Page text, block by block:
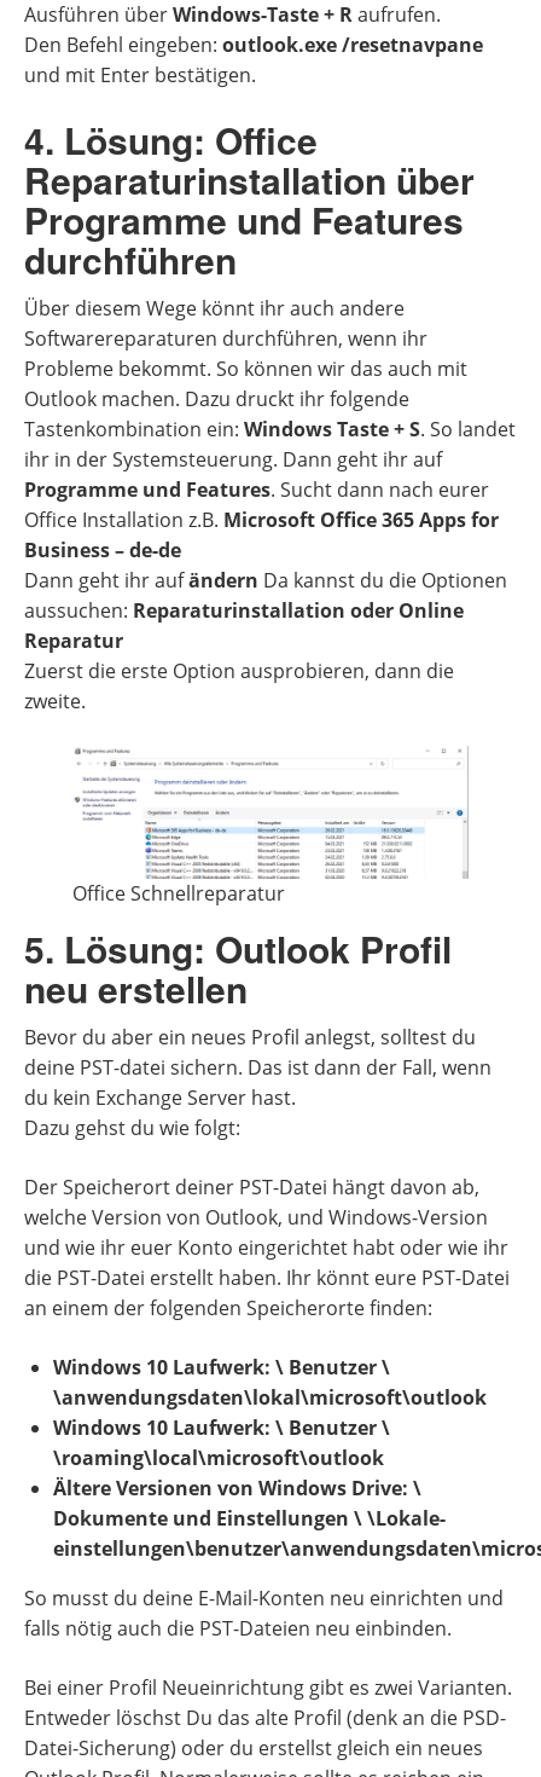
Ausführen überWindows-Taste + Raufrufen.
Den Befehl eingeben: outlook.exe /resetnavpane
und mit Enter bestätigen.
4. Lösung: Office
Reparaturinstallation über
Programme und Features
durchführen
Über diesem Wege könnt ihr auch andere
Softwarereparaturen durchführen, wenn ihr
Probleme bekommt. So können wir das auch mit
Outlook machen. Dazu druckt ihr folgende
Tastenkombination ein: Windows Taste + S. So landet
ihr in der Systemsteuerung. Dann geht ihr auf
Programme und Features. Sucht dann nach eurer
Office Installation z.B. Microsoft Office 365 Apps for
Business – de-de
Dann geht ihr aufändern Da kannst du die Optionen
aussuchen: Reparaturinstallation oder Online
Reparatur
Zuerst die erste Option ausprobieren, dann die
zweite.
Office Schnellreparatur
5. Lösung: Outlook Profil
neu erstellen
Bevor du aber ein neues Profil anlegst, solltest du
deine PST-datei sichern. Das ist dann der Fall, wenn
du kein Exchange Server hast.
Dazu gehst du wie folgt:
Der Speicherort deiner PST-Datei hängt davon ab,
welche Version von Outlook, und Windows-Version
und wie ihr euer Konto eingerichtet habt oder wie ihr
die PST-Datei erstellt haben. Ihr könnt eure PST-Datei
an einem der folgenden Speicherorte finden:
Windows 10 Laufwerk: \ Benutzer \
\anwendungsdaten\lokal\microsoft\outlook
Windows 10 Laufwerk: \ Benutzer \
\roaming\local\microsoft\outlook
Ältere Versionen von Windows Drive: \
Dokumente und Einstellungen \ \Lokale-
So musst du deine E-Mail-Konten neu einrichten und
falls nötig auch die PST-Dateien neu einbinden.
Bei einer Profil Neueinrichtung gibt es zwei Varianten.
Entweder löschst Du das alte Profil (denk an die PSD-
Datei-Sicherung) oder du erstellst gleich ein neues